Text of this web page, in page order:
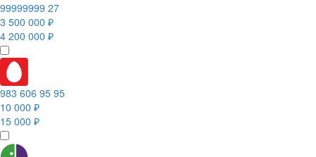
99999999 27
3 500 000 ₽
4 200 000 ₽
983 606 95 95
10 000 ₽
15 000 ₽